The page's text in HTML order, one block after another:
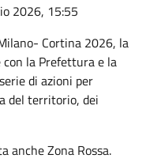
2026, 15:55
Cortina 2026, la
la Prefettura e la
di azioni per
del territorio, dei
anche Zona Rossa.